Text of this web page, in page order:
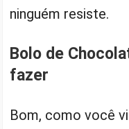
ninguém resiste.
Bolo de
fazer
Bom, como você